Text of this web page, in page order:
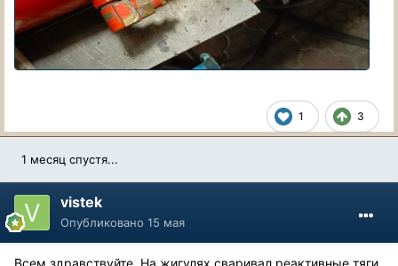
1 3
1 месяц спустя...
vistek
Опубликовано 15 мая
Всем здравствуйте. На жигулях сваривал реактивные тяги,